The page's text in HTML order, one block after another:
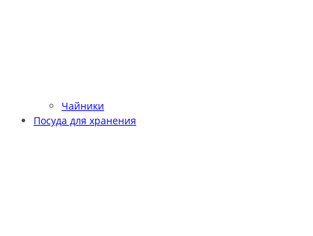
Чайники
Посуда для хранения